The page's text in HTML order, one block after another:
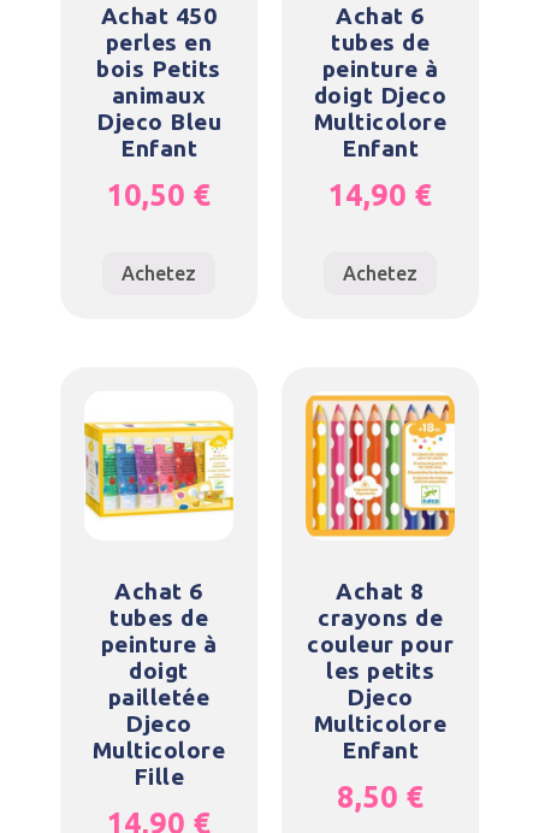
Achat 450
perles en
bois Petits
animaux
Djeco Bleu
Enfant
10,50 €
Achetez
Achat 6
tubes de
peinture à
doigt Djeco
Multicolore
Enfant
14,90 €
Achetez
Achat 6
tubes de
peinture à
doigt
pailletée
Djeco
Multicolore
Fille
14,90 €
Achat 8
crayons de
couleur pour
les petits
Djeco
Multicolore
Enfant
8,50 €